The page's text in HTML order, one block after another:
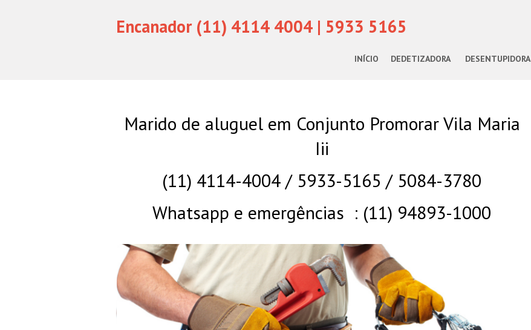
Encanador (11) 4114 4004 | 5933 5165
INÍCIO DEDETIZADORA DESENTUPIDORA
Marido de aluguel em Conjunto Promorar Vila Maria
Iii
(11) 4114-4004 / 5933-5165 / 5084-3780
Whatsapp e emergências : (11) 94893-1000